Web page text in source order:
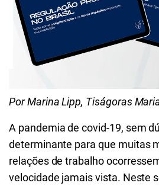
Por Marina Lipp, Tiságoras
A pandemia de covid-19, sem
determinante para que muitas
relações de trabalho
velocidade jamais vista. Neste